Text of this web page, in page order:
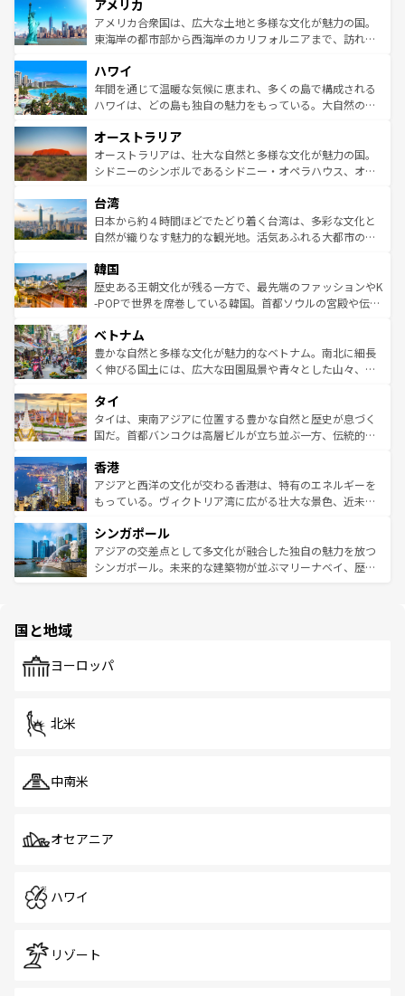
ンツ一覧を参照してほしい。
の建物がそのまま残る町や、スイスならではのユニークな
博物館もあり、アルプス観光だけでなく町歩きも満喫する
ことができる。国民の所得が高いため物価も高いが、旅行
ば市内交通費無料で観光を楽しむこともできる。 なお、新
着のスイス情報はコンテンツ一覧 を参照してほしい。
アメリカ
アメリカ合衆国は、広大な土地と多様な文化が魅力の国。
東海岸の都市部から西海岸のカリフォルニアまで、訪れる
のような巨大都市は、観光、ショッピング、エンターテイ
ンメントが詰まった刺激的なスポットだ。一方、アメリカ
西部には大自然が広がり、グランドキャニオンやイエロー
部のニューオーリンズでは、音楽と美食が融合した独特の
文化が魅力。旅行者はアメリカの各地域で異なる魅力を楽
しみながら、その多様性と豊かな歴史を感じることができ
ならではの贅沢な旅のスタイルだ。 なお、新着のアメリカ
情報はコンテンツ一覧を参照してほしい。
ハワイ
年間を通じて温暖な気候に恵まれ、多くの島で構成される
ハワイは、どの島も独自の魅力をもっている。大自然の神
ワイ島は見逃せない。また、定番の観光地といえばオアフ
島だが、静かな自然を求めるならマウイ島やカウアイ島が
おすすめ。エメラルドグリーンに輝く海をはじめ、豊かな
れるおもてなしの心で訪れる人々を迎えてくれるハワイの
人々、おいしいローカルフードやハワイアンミュージッ
ク、伝統的なフラダンスなど、すべてがハワイの魅力を彩
ワイを、存分に味わってほしい。 なお、新着のハワイ情報
はコンテンツ一覧を参照してほしい。
オーストラリア
オーストラリアは、壮大な自然と多様な文化が魅力の国。
シドニーのシンボルであるシドニー・オペラハウス、オー
リアリーフや大陸中央部にそびえるウルル（エアーズロッ
ク）、タスマニアの美しい原生林やケアンズの熱帯雨林な
ど、見どころがたくさん。また、カフェやワイン、オージ
いる。アクティビティも充実しており、サーフィンやダイ
ビング、ハイキングなど、アウトドア好きにはたまらな
い。オーストラリアの多彩な魅力を存分に味わいつくそ
参照してほしい。
台湾
日本から約４時間ほどでたどり着く台湾は、多彩な文化と
自然が織りなす魅力的な観光地。活気あふれる大都市の台
ン）、静ひつな山岳地帯である台湾東部など、都市の喧騒
と山間の静けさが共存しており、訪れる人に新しい発見と
驚きをもたらしてくれる。また、奥深い台湾の食文化も魅
容にもいいと評判のスイーツなど、バラエティ豊かな料理
が味わえる。 なお、新着の台湾情報は コンテンツ一覧を参
照してほしい。
韓国
歴史ある王朝文化が残る一方で、最先端のファッションやK
-POPで世界を席巻している韓国。首都ソウルの宮殿や伝統
き、地方に足を延ばせば四季折々の自然美を楽しむことが
できる。そして、キムチや焼肉、絶品のストリートフード
まで、さまざまな韓国料理が待っている。夜には、韓国な
リティに包まれながら、韓国の多彩な魅力を心ゆくまで味
わってみてほしい。 なお、新着の韓国情報はコンテンツ一
覧を参照してほしい。
ベトナム
豊かな自然と多様な文化が魅力的なベトナム。南北に細長
く伸びる国土には、広大な田園風景や青々とした山々、世
急速な発展と共に伝統が息づく。ハノイの古い町並みやホ
ーチミン市のフランス統治時代の建物も、独特の雰囲気を
醸し出している。また、バラエティの豊かさとおいしさで
とつ。フォーやバインミー、ベトナムコーヒーなどは、ぜ
ひ現地で味わいたい。どの地域を訪れてもあたたかい人々
が旅行者を迎えてくれるので、きっと忘れられない旅にな
参照してほしい。
タイ
タイは、東南アジアに位置する豊かな自然と歴史が息づく
国だ。首都バンコクは高層ビルが立ち並ぶ一方、伝統的な
の活気が交差している。北部ではチェンマイなどの山岳地
帯で自然と触れ合い、南部ではプーケットやクラビの美し
いビーチでリゾート気分を楽しむことができる。タイ料理
激する。気候は一年中温暖で、どの季節にも異なる楽しみ
が待っている。親しみやすいタイの人々、仏教を中心とし
た文化、そして多様な観光資源が、訪れる旅人を魅了し続
香港
アジアと西洋の文化が交わる香港は、特有のエネルギーを
もっている。ヴィクトリア湾に広がる壮大な景色、近未来
み、どこを訪れても感動するはず。観光スポットが密集し
ており、効率よく見どころを回れるのも魅力。息をのむよ
うな絶景から文化的な体験まで、香港を存分に楽しみ尽く
シンガポール
アジアの交差点として多文化が融合した独自の魅力を放つ
シンガポール。未来的な建築物が並ぶマリーナベイ、歴史
で、ホーカーズは地元の風情を楽しめる外せないスポット
国と地域
ヨーロッパ
北米
中南米
オセアニア
ハワイ
リゾート